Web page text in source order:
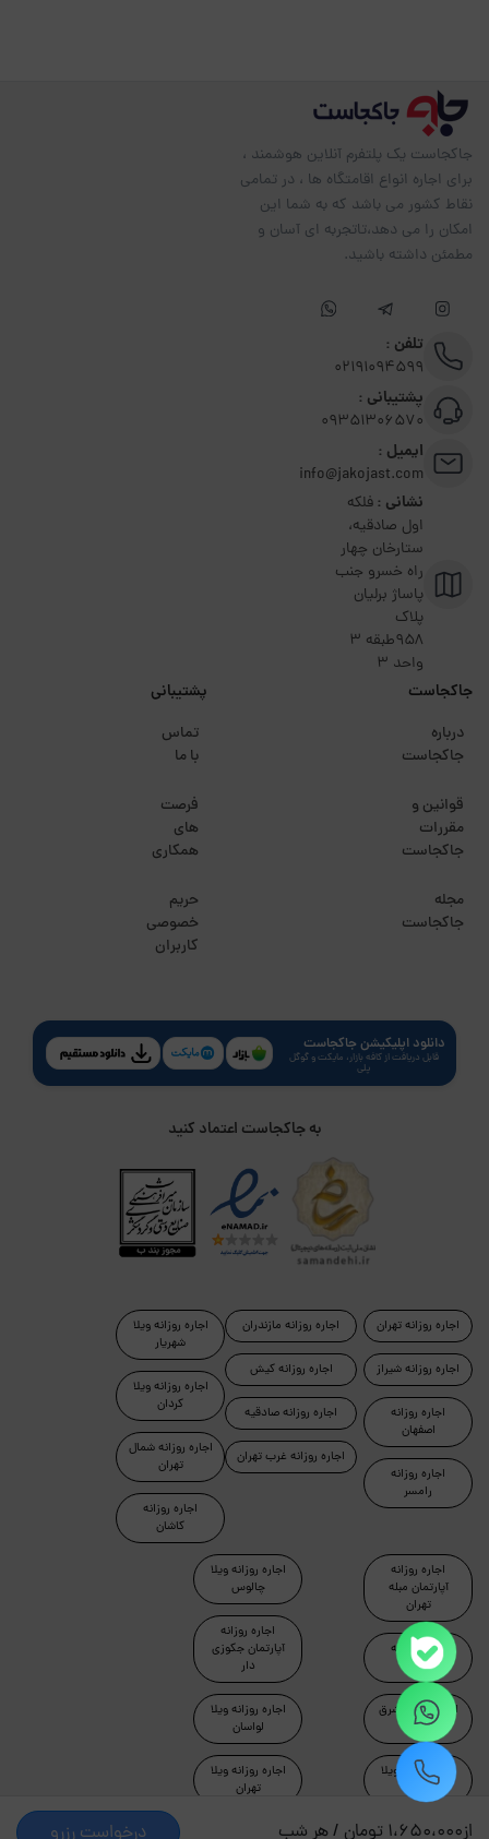
از1،650،000 تومان / هر شب درخواست رزرو
جاکجاست یک پلتفرم آنلاین هوشمند ،
برای اجاره انواع اقامتگاه ها ، در تمامی
نقاط کشور می باشد که به شما این
امکان را می دهد،تاتجربه ای آسان و
مطمئن داشته باشید.
تلفن :
02191094599
پشتیبانی :
09351306570
ایمیل :
info@jakojast.com
نشانی :فلکه
اول صادقیه،
ستارخان چهار
راه خسرو جنب
پاساژ برلیان
پلاک
۹۵۸طبقه 3
واحد 3
جاکجاست
درباره
جاکجاست
قوانین و
مقررات
جاکجاست
مجله
جاکجاست
پشتیبانی
تماس
با ما
فرصت
های
همکاری
حریم
خصوصی
کاربران
دانلود اپلیکیشن جاکجاست
قابل دریافت از کافه بازار، مایکت و گوگل
پلی
به جاکجاست اعتماد کنید
اجاره روزانه تهران
اجاره روزانه شیراز
اجاره روزانه
اصفهان
اجاره روزانه
رامسر
اجاره روزانه مازندران
اجاره روزانه کیش
اجاره روزانه صادقیه
اجاره روزانه غرب تهران
اجاره روزانه ویلا
شهریار
اجاره روزانه ویلا
کردان
اجاره روزانه شمال
تهران
اجاره روزانه
کاشان
اجاره روزانه
آپارتمان مبله
تهران
اجاره روزانه
ماسال
اجاره روزانه شرق
تهران
اجاره روزانه ویلا
دماوند
اجاره روزانه ویلا
چالوس
اجاره روزانه
آپارتمان جکوزی
دار
اجاره روزانه ویلا
لواسان
اجاره روزانه ویلا
تهران